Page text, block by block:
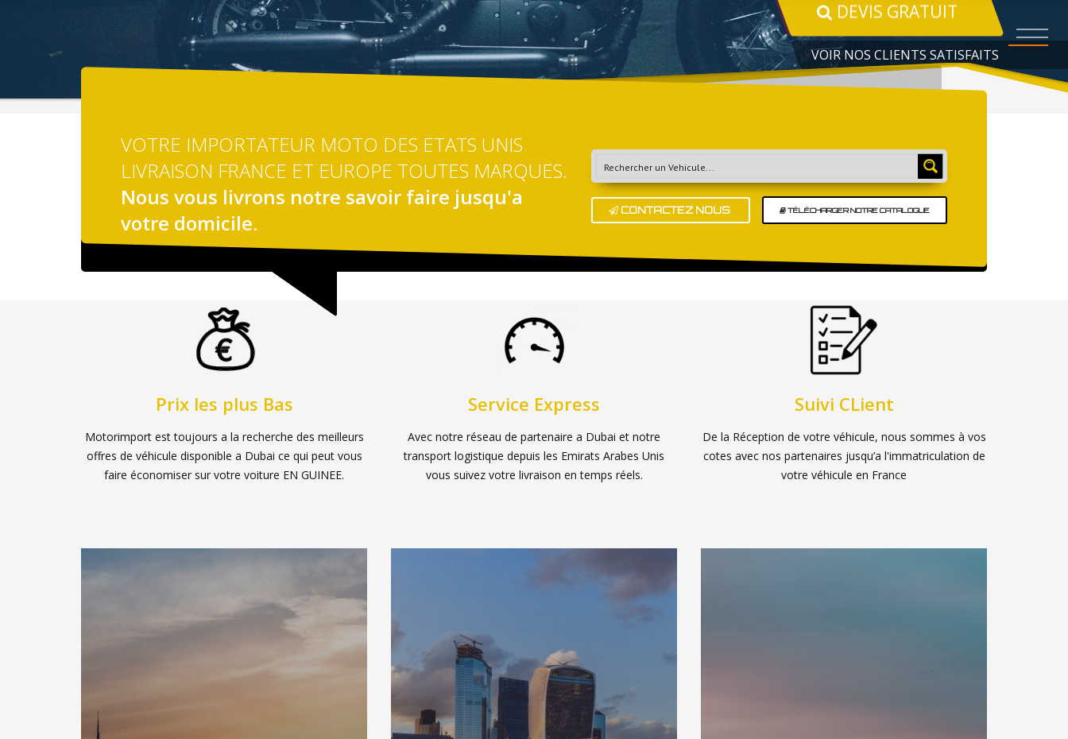
COMMENT PROCÉDER
VOIR NOS CLIENTS SATISFAITS
VOTRE IMPORTATEUR MOTO DES ETATS UNIS
LIVRAISON FRANCE ET EUROPE TOUTES MARQUES.
Nous vous livrons notre savoir faire jusqu'a
votre domicile.
CONTACTEZ NOUS TÉLÉCHARGER NOTRE CATALOGUE
Prix les plus Bas
Motorimport est toujours a la recherche des meilleurs
offres de véhicule disponible a Dubai ce qui peut vous
faire économiser sur votre voiture EN GUINEE.
Service Express
Avec notre réseau de partenaire a Dubai et notre
transport logistique depuis les Emirats Arabes Unis
vous suivez votre livraison en temps réels.
Suivi CLient
De la Réception de votre véhicule, nous sommes à vos
cotes avec nos partenaires jusqu’a l'immatriculation de
votre véhicule en France